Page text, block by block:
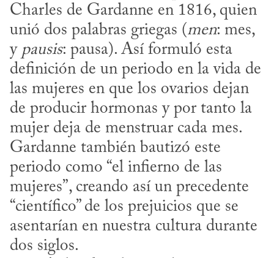
Charles de Gardanne en 1816, quien
unió dos palabras griegas (men: mes,
y pausis: pausa). Así formuló esta
definición de un periodo en la vida de
las mujeres en que los ovarios dejan
de producir hormonas y por tanto la
mujer deja de menstruar cada mes.
Gardanne también bautizó este
periodo como “el infierno de las
mujeres”, creando así un precedente
“científico” de los prejuicios que se
asentarían en nuestra cultura durante
dos siglos.